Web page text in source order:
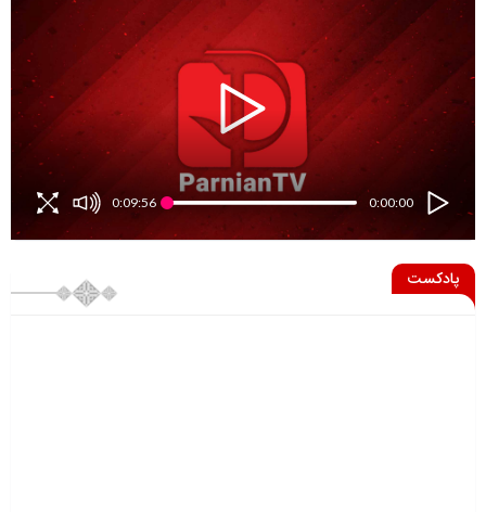
0:00:00
0:09:56
پادکست